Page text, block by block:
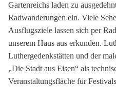
Gartenreichs laden zu
Radwanderungen ein. Viele
Ausflugsziele lassen sich per
unserem Haus aus erkunden.
Luthergedenkstätten und der
„Die Stadt aus Eisen“ als
Veranstaltungsfläche für